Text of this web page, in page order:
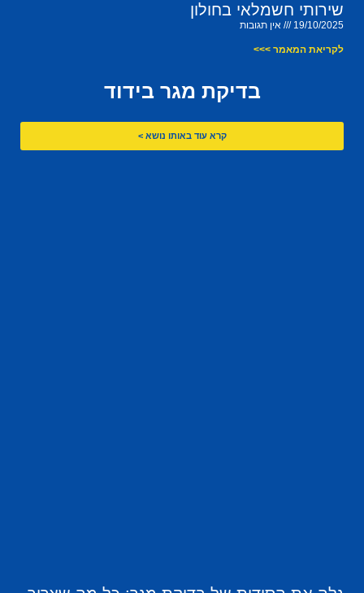
שירותי חשמלאי בחולון
19/10/2025 אין תגובות
לקריאת המאמר >>>
בדיקת מגר בידוד
קרא עוד באותו נושא >